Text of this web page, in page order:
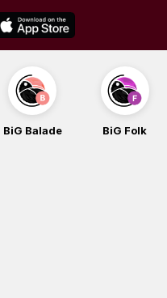
BiG Balade BiG Folk